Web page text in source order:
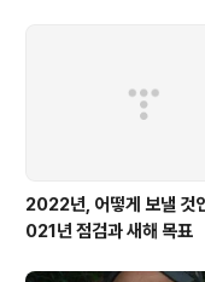
2022년, 어떻게 보낼 것
021년 점검과 새해 목표